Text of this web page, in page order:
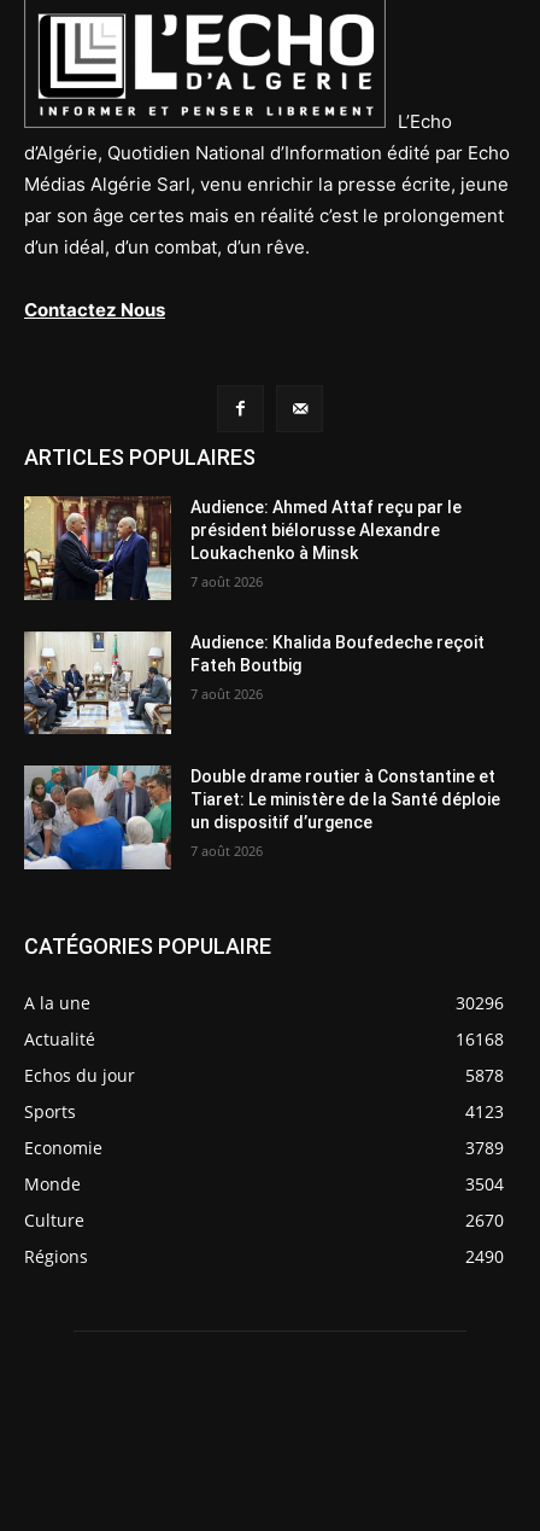
L’Echo
d’Algérie, Quotidien National d’Information édité par Echo
Médias Algérie Sarl, venu enrichir la presse écrite, jeune
par son âge certes mais en réalité c’est le prolongement
d’un idéal, d’un combat, d’un rêve.
Contactez Nous
ARTICLES POPULAIRES
Audience: Ahmed Attaf reçu par le
président biélorusse Alexandre
Loukachenko à Minsk
7 août 2026
Audience: Khalida Boufedeche reçoit
Fateh Boutbig
7 août 2026
Double drame routier à Constantine et
Tiaret: Le ministère de la Santé déploie
un dispositif d’urgence
7 août 2026
CATÉGORIES POPULAIRE
A la une
30296
Actualité
16168
Echos du jour
5878
Sports
4123
Economie
3789
Monde
3504
Culture
2670
Régions
2490